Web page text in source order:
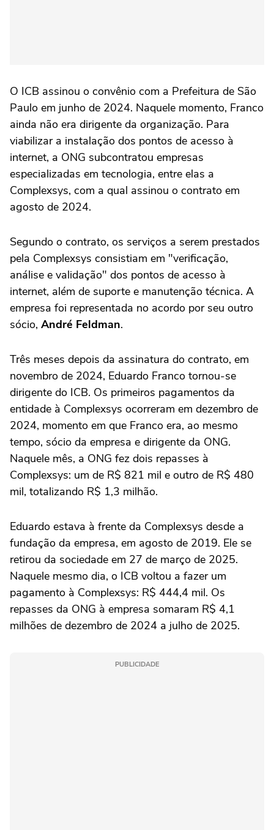
O ICB assinou o convênio com a Prefeitura de São
Paulo em junho de 2024. Naquele momento, Franco
ainda não era dirigente da organização. Para
viabilizar a instalação dos pontos de acesso à
internet, a ONG subcontratou empresas
especializadas em tecnologia, entre elas a
Complexsys, com a qual assinou o contrato em
agosto de 2024.
Segundo o contrato, os serviços a serem prestados
pela Complexsys consistiam em "verificação,
análise e validação" dos pontos de acesso à
internet, além de suporte e manutenção técnica. A
empresa foi representada no acordo por seu outro
sócio, André Feldman.
Três meses depois da assinatura do contrato, em
novembro de 2024, Eduardo Franco tornou-se
dirigente do ICB. Os primeiros pagamentos da
entidade à Complexsys ocorreram em dezembro de
2024, momento em que Franco era, ao mesmo
tempo, sócio da empresa e dirigente da ONG.
Naquele mês, a ONG fez dois repasses à
Complexsys: um de R$ 821 mil e outro de R$ 480
mil, totalizando R$ 1,3 milhão.
Eduardo estava à frente da Complexsys desde a
fundação da empresa, em agosto de 2019. Ele se
retirou da sociedade em 27 de março de 2025.
Naquele mesmo dia, o ICB voltou a fazer um
pagamento à Complexsys: R$ 444,4 mil. Os
repasses da ONG à empresa somaram R$ 4,1
milhões de dezembro de 2024 a julho de 2025.
PUBLICIDADE